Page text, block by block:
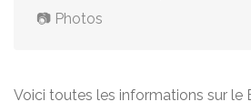
📷 Photos
Voici toutes les informations sur le